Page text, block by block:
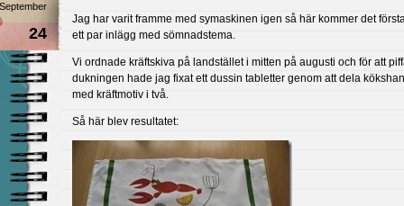
September
24
Jag har varit framme med symaskinen igen så här kommer det
ett par inlägg med sömnadstema.
Vi ordnade kräftskiva på landstället i mitten på augusti och för att
dukningen hade jag fixat ett dussin tabletter genom att dela
med kräftmotiv i två.
Så här blev resultatet: